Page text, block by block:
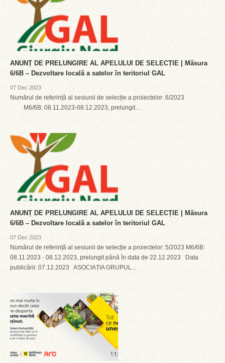
ANUNȚ DE PRELUNGIRE AL APELULUI DE SELECȚIE | Măsura
6/6B – Dezvoltare locală a satelor în teritoriul GAL
07 Dec 2023
Numărul de referință al sesiunii de selecție a proiectelor: 6/2023
M6/6B: 08.11.2023-08.12.2023, prelungit...
ANUNȚ DE PRELUNGIRE AL APELULUI DE SELECȚIE | Măsura
6/6B – Dezvoltare locală a satelor în teritoriul GAL
07 Dec 2023
Numărul de referință al sesiunii de selecție a proiectelor: 5/2023 M6/6B:
08.11.2023 - 08.12.2023, prelungit până în data de 22.12.2023 Data
publicării: 07.12.2023 ASOCIAȚIA GRUPUL...